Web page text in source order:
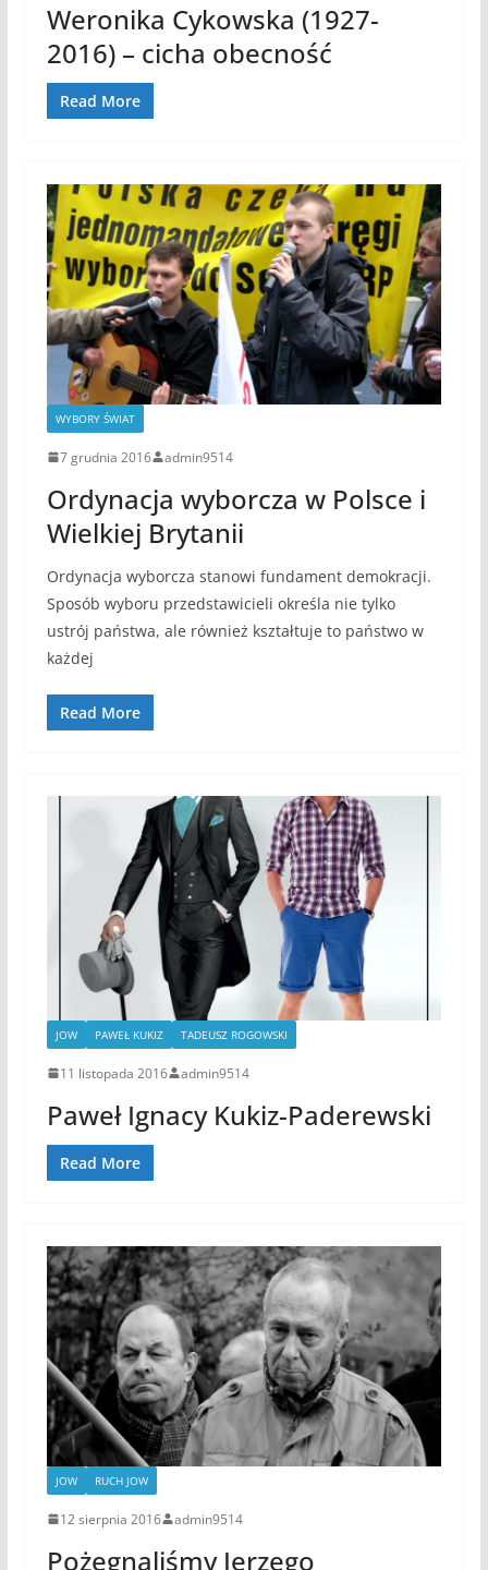
Weronika Cykowska (1927-
2016) – cicha obecność
Read More
WYBORY ŚWIAT
7 grudnia 2016 admin9514
Ordynacja wyborcza w Polsce i
Wielkiej Brytanii
Ordynacja wyborcza stanowi fundament demokracji.
Sposób wyboru przedstawicieli określa nie tylko
ustrój państwa, ale również kształtuje to państwo w
każdej
Read More
JOW PAWEŁ KUKIZ TADEUSZ ROGOWSKI
11 listopada 2016 admin9514
Paweł Ignacy Kukiz-Paderewski
Read More
JOW RUCH JOW
12 sierpnia 2016 admin9514
Pożegnaliśmy Jerzego